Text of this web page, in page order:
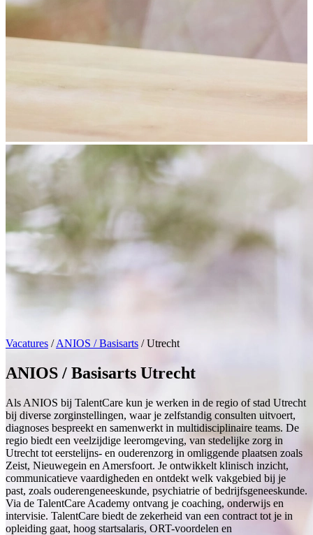
Vacatures / ANIOS / Basisarts / Utrecht
ANIOS / Basisarts Utrecht
Als ANIOS bij TalentCare kun je werken in de regio of stad Utrecht
bij diverse zorginstellingen, waar je zelfstandig consulten uitvoert,
diagnoses bespreekt en samenwerkt in multidisciplinaire teams. De
regio biedt een veelzijdige leeromgeving, van stedelijke zorg in
Utrecht tot eerstelijns- en ouderenzorg in omliggende plaatsen zoals
Zeist, Nieuwegein en Amersfoort. Je ontwikkelt klinisch inzicht,
communicatieve vaardigheden en ontdekt welk vakgebied bij je
past, zoals ouderengeneeskunde, psychiatrie of bedrijfsgeneeskunde.
Via de TalentCare Academy ontvang je coaching, onderwijs en
intervisie. TalentCare biedt de zekerheid van een contract tot je in
opleiding gaat, hoog startsalaris, ORT-voordelen en